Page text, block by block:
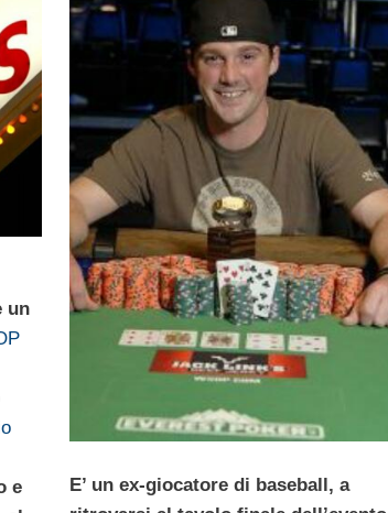
E’ un ex-giocatore di baseball, a
un
e